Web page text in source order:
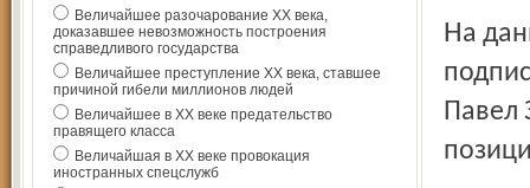
Величайшее разочарование ХХ века,
доказавшее невозможность построения
справедливого государства
Величайшее преступление ХХ века, ставшее
причиной гибели миллионов людей
Величайшее в ХХ веке предательство
правящего класса
Величайшая в ХХ веке провокация
иностранных спецслужб
На данный момент годовые контракты с ВК "Ярославич"
Павел